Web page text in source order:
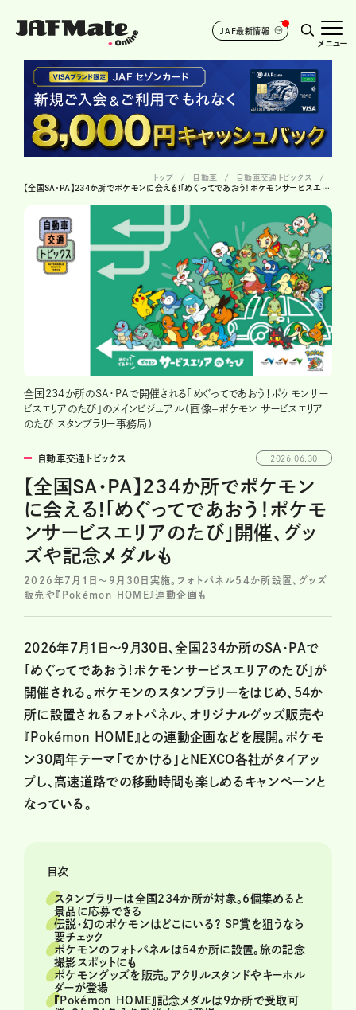
JAF最新情報
メニュー
トップ 自動車
自動車交通トピックス
【全国SA・PA】234か所でポケモンに会える!「めぐってであおう！ポケモンサービスエリアのたび」開催、グッズや記念メダルも
全国234か所のSA・PAで開催される「めぐってであおう！ポケモンサー
ビスエリアのたび」のメインビジュアル（画像＝ポケモン サービスエリア
のたび スタンプラリー事務局）
自動車交通トピックス 2026.06.30
【全国SA・PA】234か所でポケモン
に会える!「めぐってであおう！ポケモ
ンサービスエリアのたび」開催、グッ
ズや記念メダルも
2026年7月1日～9月30日実施。フォトパネル54か所設置、グッズ
販売や『Pokémon HOME』連動企画も
2026年7月1日～9月30日、全国234か所のSA・PAで
「めぐってであおう！ポケモンサービスエリアのたび」が
開催される。ポケモンのスタンプラリーをはじめ、54か
所に設置されるフォトパネル、オリジナルグッズ販売や
『Pokémon HOME』との連動企画などを展開。ポケモ
ン30周年テーマ「でかける」とNEXCO各社がタイアッ
プし、高速道路での移動時間も楽しめるキャンペーンと
なっている。
目次
スタンプラリーは全国234か所が対象。6個集めると
景品に応募できる
伝説・幻のポケモンはどこにいる？ SP賞を狙うなら
要チェック
ポケモンのフォトパネルは54か所に設置。旅の記念
撮影スポットにも
ポケモングッズを販売。アクリルスタンドやキーホル
ダーが登場
『Pokémon HOME』記念メダルは9か所で受取可